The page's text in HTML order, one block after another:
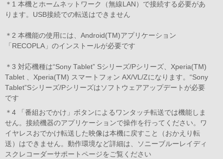
＊1 本機とホームネットワーク（無線LAN）で接続する必要があ
ります。USB接続での転送はできません
＊2 本機能の使用には、Android(TM)アプリケーション
「RECOPLA」のインストールが必要です
＊3 対応機種は“Sony Tablet” Sシリーズ/Pシリーズ、Xperia(TM)
Tablet 、Xperia(TM) スマートフォン AX/VL/Zになります。“Sony
Tablet”Sシリーズ/Pシリーズはソフトウェアアップデートが必要
です
＊4 「番組おでかけ」ボタンによるワンタッチ転送では機能しま
せん。接続機器のアプリケーションで操作を行ってください。ワ
イヤレスおでかけ転送した映像は本機に戻すこと（おかえり転
送）はできません。動作環境など詳細は、
ソニーブルーレイディ
スクレコーダーサポートページをご覧ください